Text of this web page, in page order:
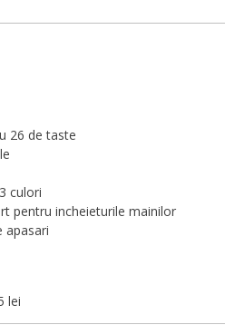
26 de taste
culori
pentru incheieturile mainilor
apasari
lei